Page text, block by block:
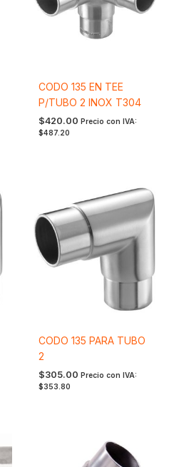
CODO 135 EN TEE
P/TUBO 2 INOX T304
$420.00 Precio con IVA:
$487.20
CODO 135 PARA TUBO
2
$305.00 Precio con IVA:
$353.80